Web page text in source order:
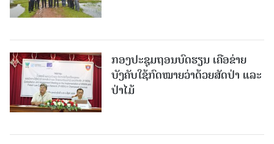
ກອງປະຊຸມຖອນບົດຮຽນ ເຄືອຂ່າຍ
ບັງຄັບໃຊ້ກົດໝາຍວ່າດ້ວຍສັດປ່າ ແລະ
ປ່າໄມ້